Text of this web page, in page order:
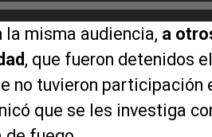
misma audiencia, a
, que fueron detenidos
no tuvieron participación
que se les investiga